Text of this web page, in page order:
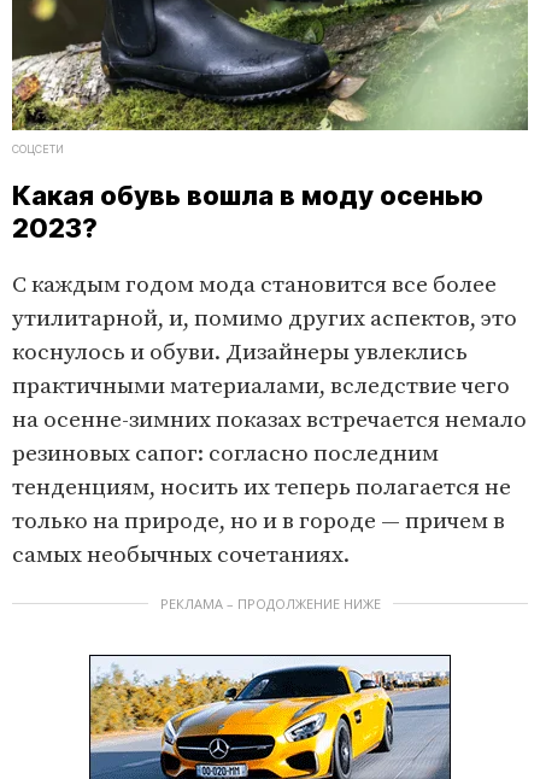
СОЦСЕТИ
Какая обувь вошла в моду осенью
2023?
С каждым годом мода становится все более
утилитарной, и, помимо других аспектов, это
коснулось и обуви. Дизайнеры увлеклись
практичными материалами, вследствие чего
на осенне-зимних показах встречается немало
резиновых сапог: согласно последним
тенденциям, носить их теперь полагается не
только на природе, но и в городе — причем в
самых необычных сочетаниях.
РЕКЛАМА – ПРОДОЛЖЕНИЕ НИЖЕ